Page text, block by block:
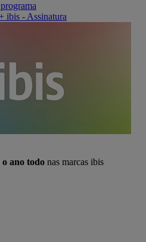
ibis - Assinatura
o ano todo nas marcas ibis